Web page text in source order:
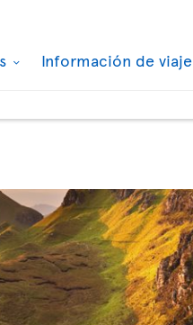
Información de viaje